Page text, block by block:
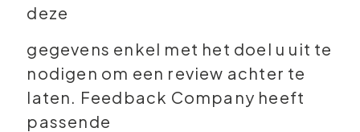
deze
gegevens enkel met het doel u uit te
nodigen om een review achter te
laten. Feedback Company heeft
passende